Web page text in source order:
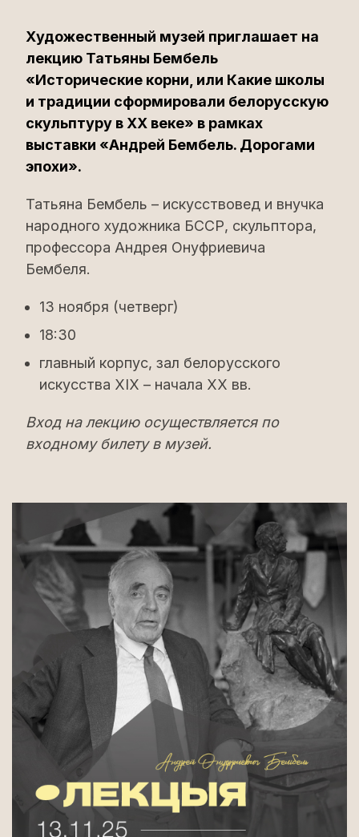
Художественный музей приглашает на
лекцию Татьяны Бембель
«Исторические корни, или Какие школы
и традиции сформировали белорусскую
скульптуру в XX веке» в рамках
выставки «Андрей Бембель. Дорогами
эпохи».
Татьяна Бембель – искусствовед и внучка
народного художника БССР, скульптора,
профессора Андрея Онуфриевича
Бембеля.
13 ноября (четверг)
18:30
главный корпус, зал белорусского
искусства XIX – начала XX вв.
Вход на лекцию осуществляется по
входному билету в музей.